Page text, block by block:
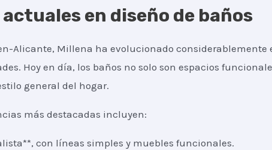
en diseño de baños
Alicante, Millena ha evolucionado
Hoy en día, los baños no solo son espacios
general del hogar.
más destacadas incluyen:
con líneas simples y muebles funcionales.